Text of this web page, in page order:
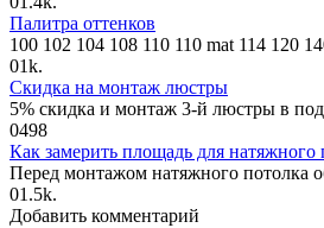
Палитра оттенков
100 102 104 108 110 110 mat 114 120
01k.
Скидка на монтаж люстры
5% скидка и монтаж 3-й люстры в
0498
Как замерить площадь для натяжного
Перед монтажом натяжного потолка
01.5k.
Добавить комментарий